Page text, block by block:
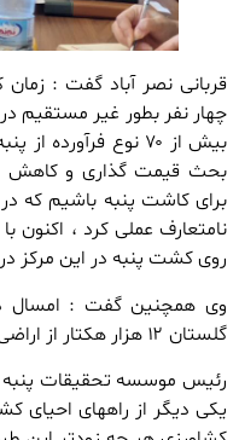
قربانی نصر آباد گفت :
چهار نفر بطور غیر مستقیم
بیش از ۷۰ نوع
بحث قیمت گذاری و کاهش
برای کاشت پنبه باشیم که در
نامتعارف عملی کرد ، اکنون
روی کشت پنبه در این مرکز
گلستان ۱۲ هزار هکتار از اراضی کشاورزی ، زیر کشت پنبه است.
رئیس موسسه تحقیقات پنبه
یکی دیگر از راههای احیای